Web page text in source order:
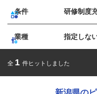
条件 研修制度
業種 指定しな
全 1 件ヒットしました